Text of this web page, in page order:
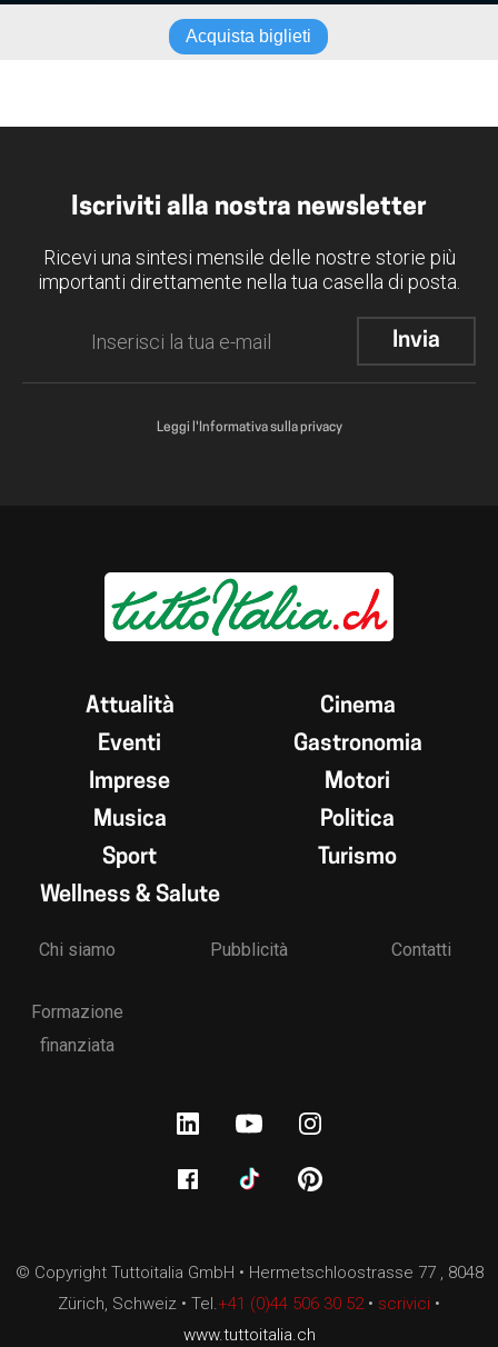
Acquista biglieti
Iscriviti alla nostra newsletter
Ricevi una sintesi mensile delle nostre storie più
importanti direttamente nella tua casella di posta.
Leggi l'Informativa sulla privacy
Attualità
Cinema
Eventi
Gastronomia
Imprese
Motori
Musica
Politica
Sport
Turismo
Wellness & Salute
Chi siamo Pubblicità Contatti
Formazione
finanziata
© Copyright Tuttoitalia GmbH • Hermetschloostrasse 77 , 8048
Zürich, Schweiz • Tel.+41 (0)44 506 30 52• scrivici •
www.tuttoitalia.ch